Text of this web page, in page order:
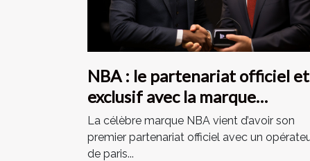
NBA : le partenariat officiel et
exclusif avec la marque
ParionsSport de la FDJ acté
La célèbre marque NBA vient d’avoir son
premier partenariat officiel avec un
de paris...